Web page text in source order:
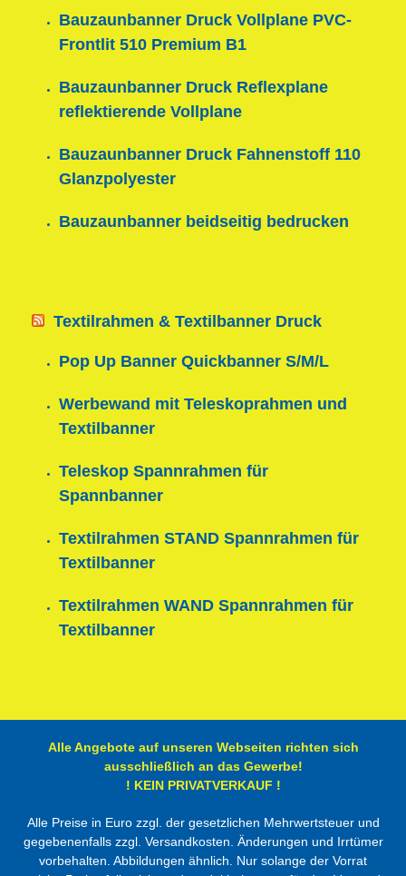
Bauzaunbanner Druck Vollplane PVC-
Frontlit 510 Premium B1
Bauzaunbanner Druck Reflexplane
reflektierende Vollplane
Bauzaunbanner Druck Fahnenstoff 110
Glanzpolyester
Bauzaunbanner beidseitig bedrucken
Textilrahmen & Textilbanner Druck
Pop Up Banner Quickbanner S/M/L
Werbewand mit Teleskoprahmen und
Textilbanner
Teleskop Spannrahmen für
Spannbanner
Textilrahmen STAND Spannrahmen für
Textilbanner
Textilrahmen WAND Spannrahmen für
Textilbanner
Alle Angebote auf unseren Webseiten richten sich
ausschließlich an das Gewerbe!
! KEIN PRIVATVERKAUF !
Alle Preise in Euro zzgl. der gesetzlichen Mehrwertsteuer und
gegebenenfalls zzgl. Versandkosten. Änderungen und Irrtümer
vorbehalten. Abbildungen ähnlich. Nur solange der Vorrat